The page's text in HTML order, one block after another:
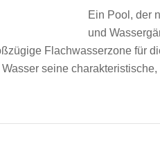
Ein Pool, der
und
Flachwasserzone für
seine